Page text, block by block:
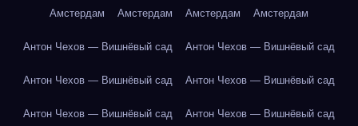
Амстердам Амстердам Амстердам Амстердам
Антон Чехов — Вишнёвый сад Антон Чехов — Вишнёвый сад
Антон Чехов — Вишнёвый сад Антон Чехов — Вишнёвый сад
Антон Чехов — Вишнёвый сад Антон Чехов — Вишнёвый сад